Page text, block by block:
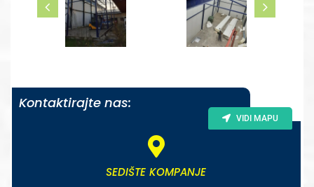
Kontaktirajte nas:
SEDIŠTE KOMPANJE
VIDI MAPU